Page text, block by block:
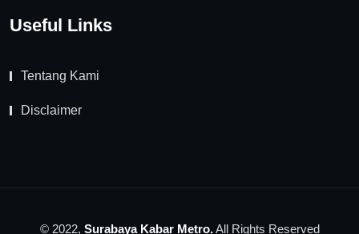
Useful Links
Tentang Kami
Disclaimer
© 2022, Surabaya Kabar Metro.All Rights Reserved